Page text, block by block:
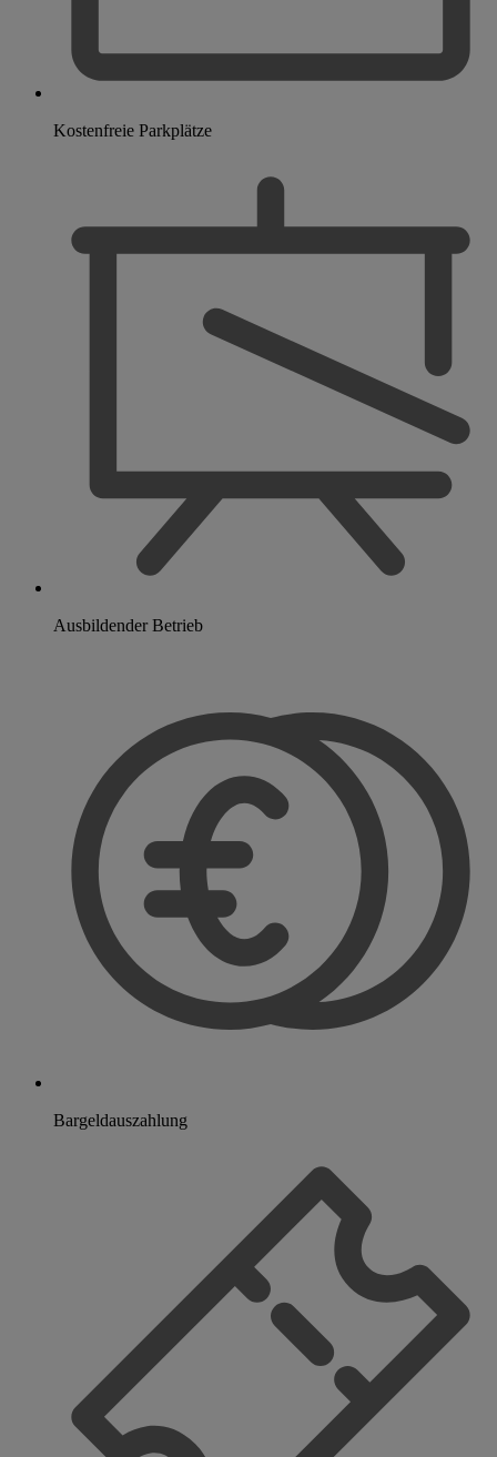
Kostenfreie Parkplätze
Ausbildender Betrieb
Bargeldauszahlung